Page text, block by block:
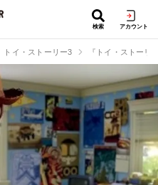
検索 アカウント
トイ・ストーリー3 『トイ・ストーリ